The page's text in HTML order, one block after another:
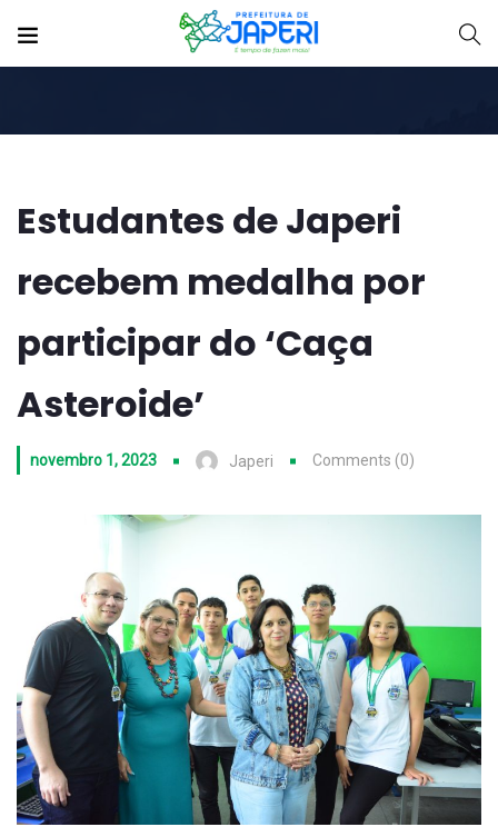
Estudantes de Japeri
recebem medalha por
participar do ‘Caça
Asteroide’
novembro 1, 2023 Japeri Comments (0)